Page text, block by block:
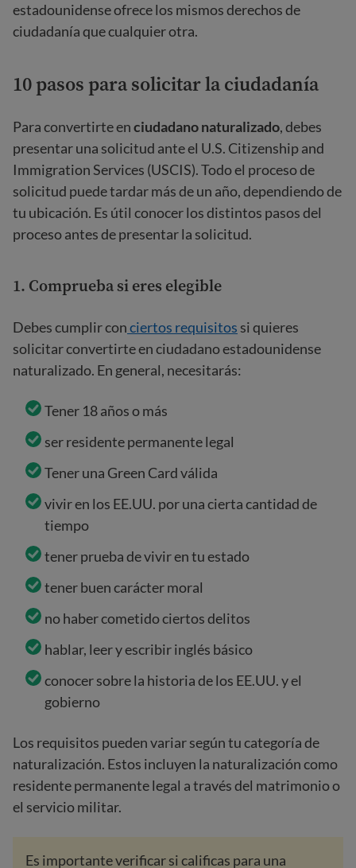
estadounidense ofrece los mismos derechos de
ciudadanía que cualquier otra.
10 pasos para solicitar la ciudadanía
Para convertirte enciudadano naturalizado, debes
presentar una solicitud ante el U.S. Citizenship and
Immigration Services (USCIS). Todo el proceso de
solicitud puede tardar más de un año, dependiendo de
tu ubicación. Es útil conocer los distintos pasos del
proceso antes de presentar la solicitud.
1. Comprueba si eres elegible
Debes cumplir conciertos requisitos si quieres
solicitar convertirte en ciudadano estadounidense
naturalizado. En general, necesitarás:
Tener 18 años o más
ser residente permanente legal
Tener una Green Card válida
vivir en los EE.UU. por una cierta cantidad de
tiempo
tener prueba de vivir en tu estado
tener buen carácter moral
no haber cometido ciertos delitos
hablar, leer y escribir inglés básico
conocer sobre la historia de los EE.UU. y el
gobierno
Los requisitos pueden variar según tu categoría de
naturalización. Estos incluyen la naturalización como
residente permanente legal a través del matrimonio o
el servicio militar.
Es importante verificar si calificas para una